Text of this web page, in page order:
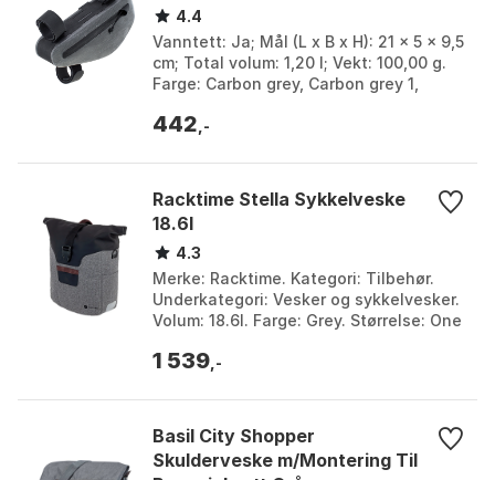
4.4
Vanntett: Ja; Mål (L x B x H): 21 x 5 x 9,5
cm; Total volum: 1,20 l; Vekt: 100,00 g.
Farge: Carbon grey, Carbon grey 1,
442 ,-
Racktime Stella Sykkelveske
18.6l
4.3
Merke: Racktime. Kategori: Tilbehør.
Underkategori: Vesker og sykkelvesker.
Volum: 18.6l. Farge: Grey. Størrelse: One
1 539 ,-
Basil City Shopper
Skulderveske m/Montering Til